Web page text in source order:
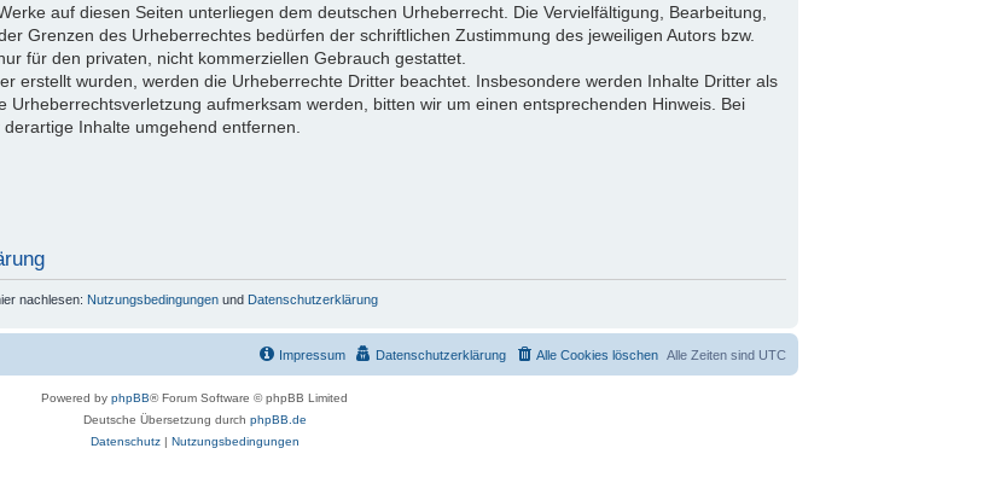
auf diesen Seiten unterliegen dem deutschen Urheberrecht. Die Vervielfältigung, Bearbeitung,
Grenzen des Urheberrechtes bedürfen der schriftlichen Zustimmung des jeweiligen Autors bzw.
für den privaten, nicht kommerziellen Gebrauch gestattet.
erstellt wurden, werden die Urheberrechte Dritter beachtet. Insbesondere werden Inhalte Dritter als
Urheberrechtsverletzung aufmerksam werden, bitten wir um einen entsprechenden Hinweis. Bei
Inhalte umgehend entfernen.
nachlesen: Nutzungsbedingungen und Datenschutzerklärung
Alle Zeiten sind UTC
Alle Cookies löschen
Datenschutzerklärung
Impressum
Powered by phpBB® Forum Software © phpBB Limited
Deutsche Übersetzung durch phpBB.de
Datenschutz| Nutzungsbedingungen